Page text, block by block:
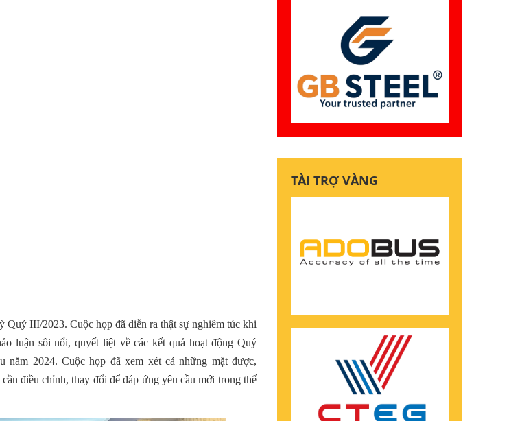
Quý III/2023. Cuộc họp đã diễn ra thật sự nghiêm túc khi
luận sôi nổi, quyết liệt về các kết quả hoạt động Quý
năm 2024. Cuộc họp đã xem xét cả những mặtđược,
điều chỉnh, thay đổi để đáp ứng yêu cầu mới trong thế
TÀI TRỢ VÀNG